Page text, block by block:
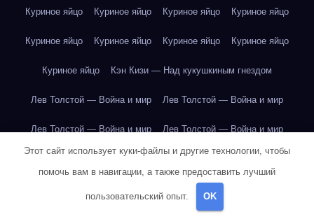
Куриное яйцо Куриное яйцо Куриное яйцо Куриное яйцо
Куриное яйцо Куриное яйцо Куриное яйцо Куриное яйцо
Куриное яйцо Кэн Кизи — Над кукушкиным гнездом
Лев Толстой — Война и мир Лев Толстой — Война и мир
Лев Толстой — Война и мир Лев Толстой — Война и мир
Лев Толстой — Война и мир Лев Толстой — Война и мир
Лев Толстой — Война и мир
Этот сайт использует куки-файлы и другие технологии, чтобы
помочь вам в навигации, а также предоставить лучший
пользовательский опыт. OK